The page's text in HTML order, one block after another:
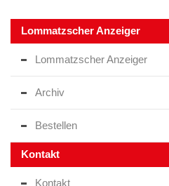
Lommatzscher Anzeiger
Lommatzscher Anzeiger
Archiv
Bestellen
Kontakt
Kontakt